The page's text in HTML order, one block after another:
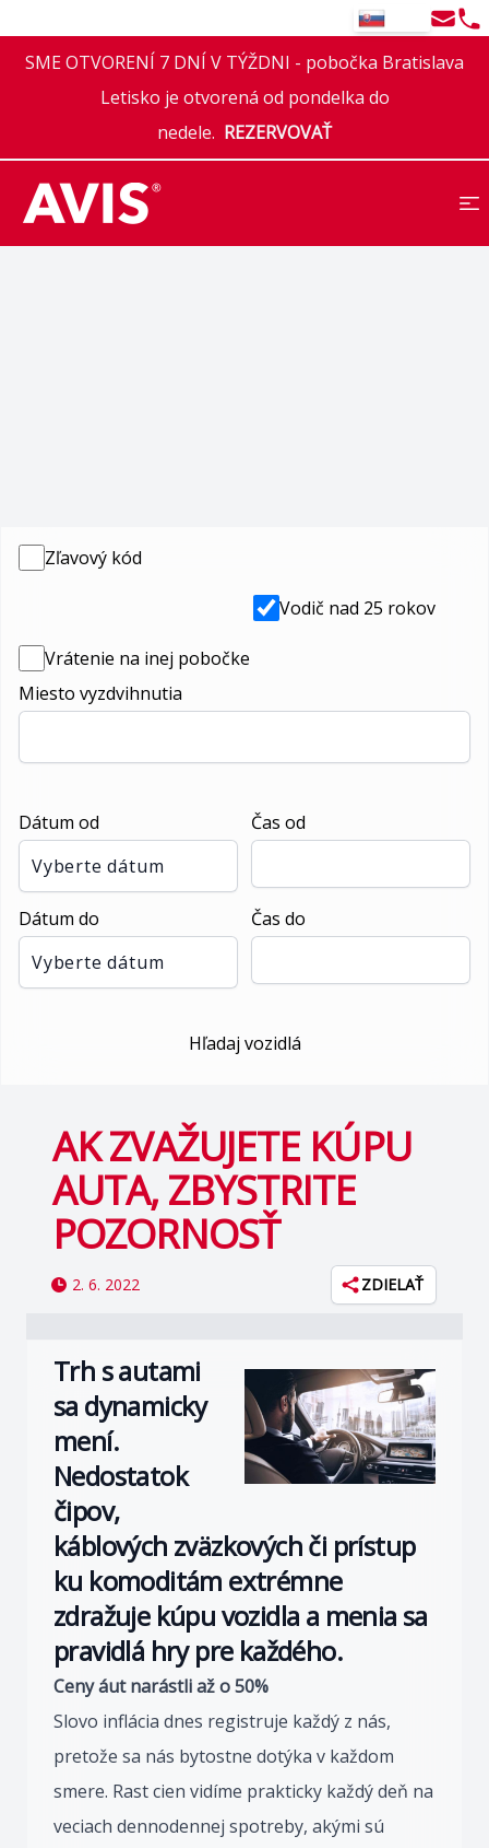
SK Email
SME OTVORENÍ 7 DNÍ V TÝŽDNI - pobočka Bratislava
Letisko je otvorená od pondelka do
nedele. REZERVOVAŤ
Vrátenie na inej pobočke
Vodič nad 25 rokov
Zľavový kód
Miesto vyzdvihnutia
Dátum od
Vyberte dátum
Čas od
Dátum do
Vyberte dátum
Čas do
Hľadaj vozidlá
AK ZVAŽUJETE KÚPU
AUTA, ZBYSTRITE
POZORNOSŤ
2. 6. 2022 ZDIELAŤ
Trh s autami
sa dynamicky
mení.
Nedostatok
čipov,
káblových zväzkových či prístup
ku komoditám extrémne
zdražuje kúpu vozidla a menia sa
pravidlá hry pre každého.
Ceny áut narástli až o 50%
Slovo inflácia dnes registruje každý z nás,
pretože sa nás bytostne dotýka v každom
smere. Rast cien vidíme prakticky každý deň na
veciach dennodennej spotreby, akými sú